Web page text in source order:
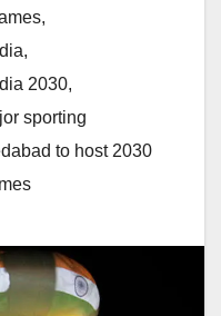
,
,
2030,
sporting
to host 2030